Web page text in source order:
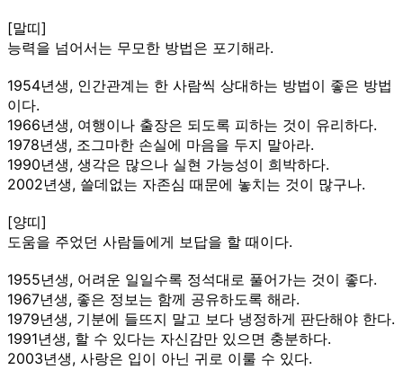
[말띠]
능력을 넘어서는 무모한 방법은 포기해라.
1954년생, 인간관계는 한 사람씩 상대하는 방법이 좋은 방법
이다.
1966년생, 여행이나 출장은 되도록 피하는 것이 유리하다.
1978년생, 조그마한 손실에 마음을 두지 말아라.
1990년생, 생각은 많으나 실현 가능성이 희박하다.
2002년생, 쓸데없는 자존심 때문에 놓치는 것이 많구나.
[양띠]
도움을 주었던 사람들에게 보답을 할 때이다.
1955년생, 어려운 일일수록 정석대로 풀어가는 것이 좋다.
1967년생, 좋은 정보는 함께 공유하도록 해라.
1979년생, 기분에 들뜨지 말고 보다 냉정하게 판단해야 한다.
1991년생, 할 수 있다는 자신감만 있으면 충분하다.
2003년생, 사랑은 입이 아닌 귀로 이룰 수 있다.